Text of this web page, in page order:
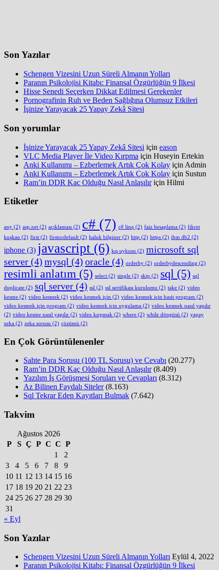
Son Yazılar
Schengen Vizesini Uzun Süreli Almanın Yolları
Paranın Psikolojisi Kitabı: Finansal Özgürlüğün 9 İlkesi
Hisse Senedi Seçerken Dikkat Edilmesi Gerekenler
Pornografinin Ruh ve Beden Sağlığına Olumsuz Etkileri
İşinize Yarayacak 25 Yapay Zekâ Sitesi
Son yorumlar
İşinize Yarayacak 25 Yapay Zekâ Sitesi için eason
VLC Media Player İle Video Kırpma için Huseyin Ertekin
Anki Kullanımı – Ezberlemek Artık Çok Kolay için Admin
Anki Kullanımı – Ezberlemek Artık Çok Kolay için Sustun
Ram’in DDR Kaç Olduğu Nasıl Anlaşılıriçin Hilmi
Etiketler
any (2) asp.net (2) açıklaması (2) c# (7) c# linq (2) faiz hesaplama (2) fikret
kuşkan (2) first (2) firstordefault (2) haluk bilginer (2) http (2) https (2) ibm db2 (2)
iphone (3) javascript (6) kış uykusu (2) microsoft sql
server (4) mysql (4) oracle (4) orderby (2) orderbydescending (2)
resimli anlatım (5) select (2) single (2) skip (2) sql (5) sql
duplicate (2) sql server (4) ssl (2) ssl sertifikası kurulumu (2) take (2) video
kesme (2) video kesmek (2) video kesmek için (2) video kesmek için basit program (2)
video kesmek için program (2) video kesmek için uygulama (2) video kesmek nasıl yapılır
(2) video kesme nasıl yapılır (2) video kırpmak (2) where (2) while döngüsü (2) yapay
zeka (2) zeka sorusu (2) çözümü (2)
En Çok Görüntülenenler
Sahte Para Sorusu (100 TL Sorusu) ve Cevabı (20.277)
Ram’in DDR Kaç Olduğu Nasıl Anlaşılır (8.409)
Yazılım İş Görüşmesi Soruları ve Cevapları (8.312)
Az Bilinen Faydalı Siteler (8.163)
Sql Tekrar Eden Kayıtları Bulmak (7.642)
Takvim
Ağustos 2026
P
S Ç P C C P
1
2
3
4 5 6 7 8
9
10 11 12 13 14 15 16
17 18 19 20 21 22 23
24 25 26 27 28 29 30
31
« Eyl
Son Yazılar
Schengen Vizesini Uzun Süreli Almanın Yolları Eylül 4, 2022
Paranın Psikolojisi Kitabı: Finansal Özgürlüğün 9 İlkesi